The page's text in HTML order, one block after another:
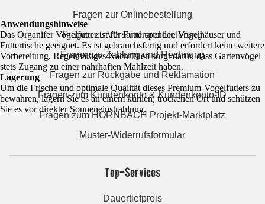
Anwendungshinweise
Das Organifer Vogelfutter ist für Futterspender, Vogelhäuser und
Futtertische geeignet. Es ist gebrauchsfertig und erfordert keine weitere
Vorbereitung. Regelmäßiges Nachfüllen sorgt dafür, dass Gartenvögel
stets Zugang zu einer nahrhaften Mahlzeit haben.
Lagerung
Um die Frische und optimale Qualität dieses Premium-Vogelfutters zu
bewahren, lagern Sie es an einem kühlen, trockenen Ort und schützen
Sie es vor direkter Sonneneinstrahlung.
Fragen zur Onlinebestellung
Fragen zu Versand und Lieferung
Fragen zu Zahlung und Rechnung
Fragen zur Rückgabe und Reklamation
Fragen zum Kundenkonto & Kundenkonto-ID
Fragen zum HORNBACH Projekt-Marktplatz
Muster-Widerrufsformular
Top-Services
Dauertiefpreis